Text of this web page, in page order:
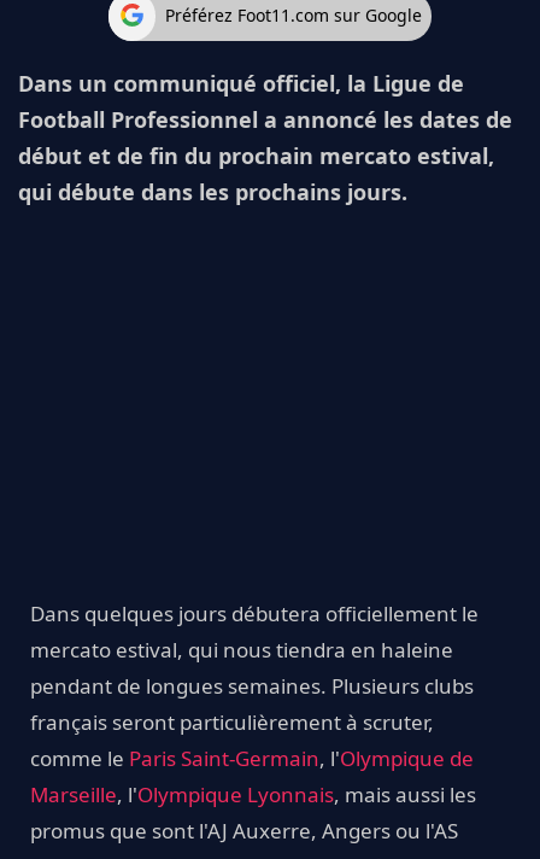
Préférez Foot11.com sur Google
Dans un communiqué officiel, la Ligue de
Football Professionnel a annoncé les dates de
début et de fin du prochain mercato estival,
qui débute dans les prochains jours.
Dans quelques jours débutera officiellement le
mercato estival, qui nous tiendra en haleine
pendant de longues semaines. Plusieurs clubs
français seront particulièrement à scruter,
comme le Paris Saint-Germain, l'Olympique de
Marseille, l'Olympique Lyonnais, mais aussi les
promus que sont l'AJ Auxerre, Angers ou l'AS